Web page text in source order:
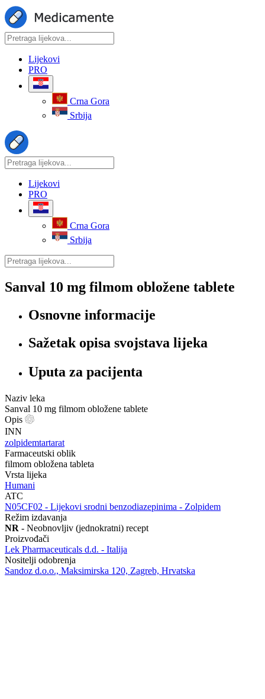
Lijekovi
PRO
Crna Gora
Srbija
Lijekovi
PRO
Crna Gora
Srbija
Sanval 10 mg filmom obložene tablete
Osnovne informacije
Sažetak opisa svojstava lijeka
Uputa za pacijenta
Naziv leka
Sanval 10 mg filmom obložene tablete
Opis
INN
zolpidemtartarat
Farmaceutski oblik
filmom obložena tableta
Vrsta lijeka
Humani
ATC
‍N05CF02 - Lijekovi srodni benzodiazepinima - Zolpidem
Režim izdavanja
NR - Neobnovljiv (jednokratni) recept
Proizvođači
Lek Pharmaceuticals d.d. - Italija
Nositelji odobrenja
Sandoz d.o.o., Maksimirska 120, Zagreb, Hrvatska